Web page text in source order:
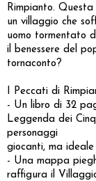
Rimpianto.
un villaggio che
uomo tormentato
il benessere del
tornaconto?
I Peccati di
- Un libro di 32
Leggenda dei
personaggi
giocanti, ma
- Una mappa
raffigura il